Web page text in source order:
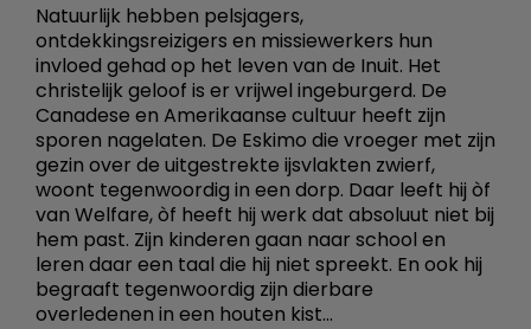
Natuurlijk hebben pelsjagers,
ontdekkingsreizigers en missiewerkers hun
invloed gehad op het leven van de Inuit. Het
christelijk geloof is er vrijwel ingeburgerd. De
Canadese en Amerikaanse cultuur heeft zijn
sporen nagelaten. De Eskimo die vroeger met zijn
gezin over de uitgestrekte ijsvlakten zwierf,
woont tegenwoordig in een dorp. Daar leeft hij òf
van Welfare, òf heeft hij werk dat absoluut niet bij
hem past. Zijn kinderen gaan naar school en
leren daar een taal die hij niet spreekt. En ook hij
begraaft tegenwoordig zijn dierbare
overledenen in een houten kist...